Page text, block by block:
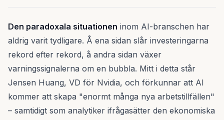
Den paradoxala situationen inom AI-branschen har
aldrig varit tydligare. Å ena sidan slår investeringarna
rekord efter rekord, å andra sidan växer
varningssignalerna om en bubbla. Mitt i detta står
Jensen Huang, VD för Nvidia, och förkunnar att AI
kommer att skapa "enormt många nya arbetstillfällen"
– samtidigt som analytiker ifrågasätter den ekonomiska